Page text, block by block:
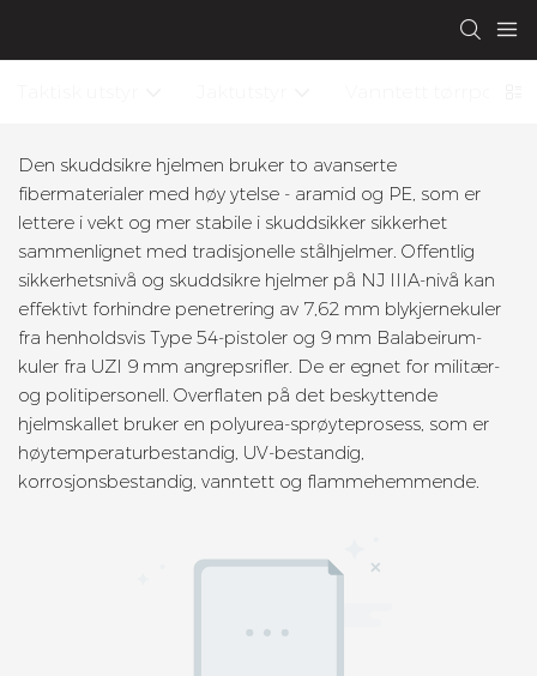
Den skuddsikre hjelmen bruker to avanserte
fibermaterialer med høy ytelse - aramid og PE, som er
lettere i vekt og mer stabile i skuddsikker sikkerhet
sammenlignet med tradisjonelle stålhjelmer. Offentlig
sikkerhetsnivå og skuddsikre hjelmer på NJ IIIA-nivå kan
effektivt forhindre penetrering av 7,62 mm blykjernekuler
fra henholdsvis Type 54-pistoler og 9 mm Balabeirum-
kuler fra UZI 9 mm angrepsrifler. De er egnet for militær-
og politipersonell. Overflaten på det beskyttende
hjelmskallet bruker en polyurea-sprøyteprosess, som er
høytemperaturbestandig, UV-bestandig,
korrosjonsbestandig, vanntett og flammehemmende.